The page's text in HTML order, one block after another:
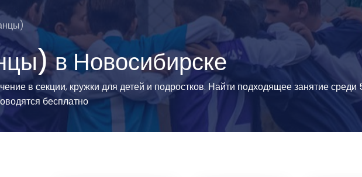
виды
спорт
спорта
в Новосибирске
в секции, кружки для детей и подростков. Найти подходящее занятие среди
бесплатно